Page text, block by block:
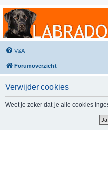
Labradorforum
Het gezelligste Labradorforum van
V&A
Forumoverzicht
Verwijder cookies
Weet je zeker dat je alle cookies